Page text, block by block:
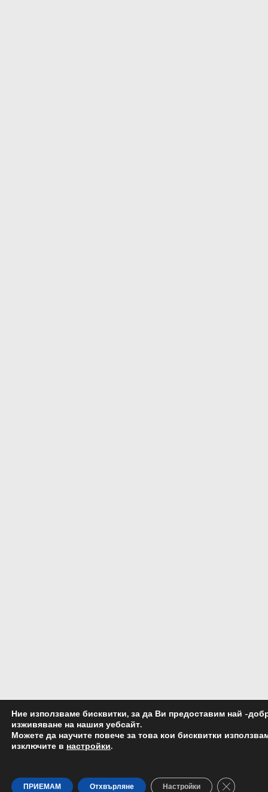
Ние използваме бисквитки, за да Ви предоставим най -
изживяване на нашия уебсайт.
Можете да научите повече за това кои бисквитки
изключите в настройки.
ПРИЕМАМ Отхвърляне Настройки Close